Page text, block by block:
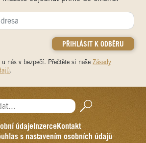
u nás v bezpečí. Přečtěte si naše Zásady
.
údajeInzerceKontakt
s nastavením osobních údajů